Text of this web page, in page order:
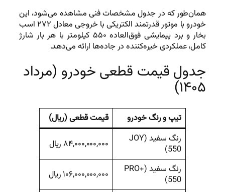
همان‌طور که در جدول مشخصات فنی مشاهده می‌شود، این
خودرو با موتور قدرتمند الکتریکی با خروجی معادل ۲۷۲ اسب
بخار و برد پیمایشی فوق‌العاده ۵۵۰ کیلومتر با هر بار شارژ
کامل، عملکردی خیره‌کننده در جاده‌ها ارائه می‌دهد.
جدول قیمت قطعی خودرو (مرداد
۱۴۰۵)
تیپ و رنگ خودرو
قیمت قطعی (ریال)
رنگ سفید (JOY
550)
۸۴,۰۰۰,۰۰۰,۰۰۰ ریال
رنگ سفید (PRO+
550)
۱۰۶,۰۰۰,۰۰۰,۰۰۰ ریال